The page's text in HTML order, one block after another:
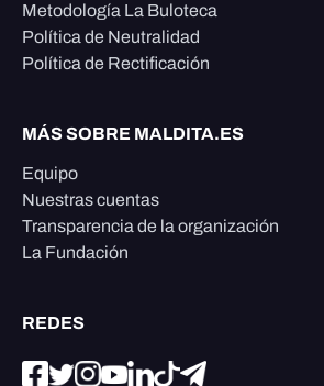
Metodología La Buloteca
Política de Neutralidad
Política de Rectificación
MÁS SOBRE MALDITA.ES
Equipo
Nuestras cuentas
Transparencia de la organización
La Fundación
REDES